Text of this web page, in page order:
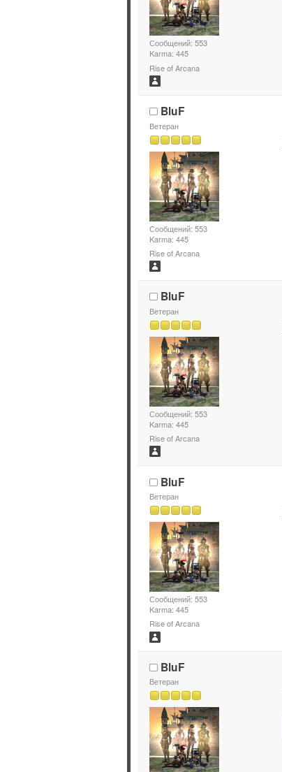
Сообщений: 553
Karma: 445
Rise of Arcana
BluF
Ветеран
Сообщений: 553
Karma: 445
Rise of Arcana
BluF
Ветеран
Сообщений: 553
Karma: 445
Rise of Arcana
BluF
Ветеран
Сообщений: 553
Karma: 445
Rise of Arcana
BluF
Ветеран